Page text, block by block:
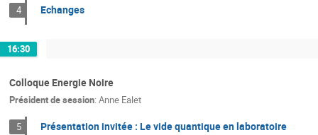
4 Echanges
16:30
Colloque Energie Noire
Président de session: Anne Ealet
5 Présentation invitée : Le vide quantique en laboratoire